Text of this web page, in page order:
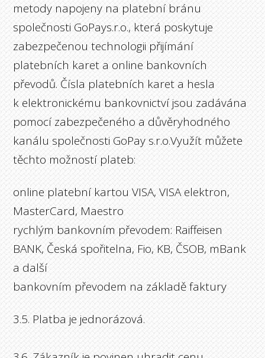
metody napojeny na platební bránu
společnosti GoPays.r.o., která poskytuje
zabezpečenou technologii přijímání
platebních karet a online bankovních
převodů. Čísla platebních karet a hesla
k elektronickému bankovnictví jsou zadávána
pomocí zabezpečeného a důvěryhodného
kanálu společnosti GoPay s.r.o.Využít můžete
těchto možností plateb:
online platební kartou VISA, VISA elektron,
MasterCard, Maestro
rychlým bankovním převodem: Raiffeisen
BANK, Česká spořitelna, Fio, KB, ČSOB, mBank
a další
bankovním převodem na základě faktury
3.5. Platba je jednorázová.